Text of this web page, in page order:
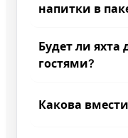
напитки в
Будет ли яхта
гостями?
Какова